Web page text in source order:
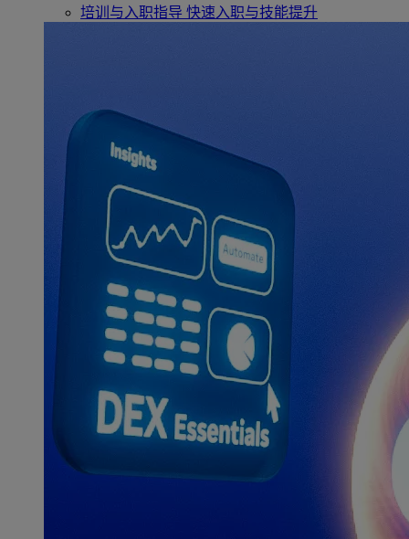
培训与入职指导 快速入职与技能提升